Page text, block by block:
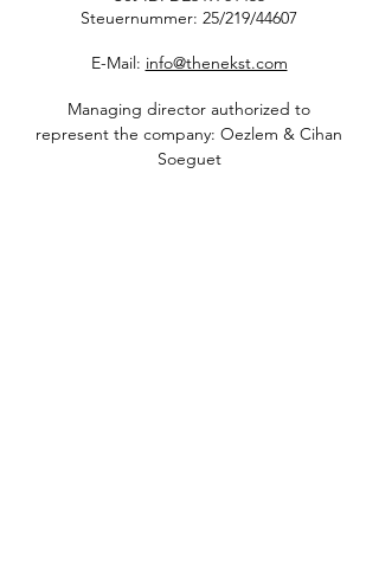
Steuernummer: 25/219/44607
E-Mail: info@thenekst.com
Managing director authorized to
represent the company: Oezlem & Cihan
Soeguet